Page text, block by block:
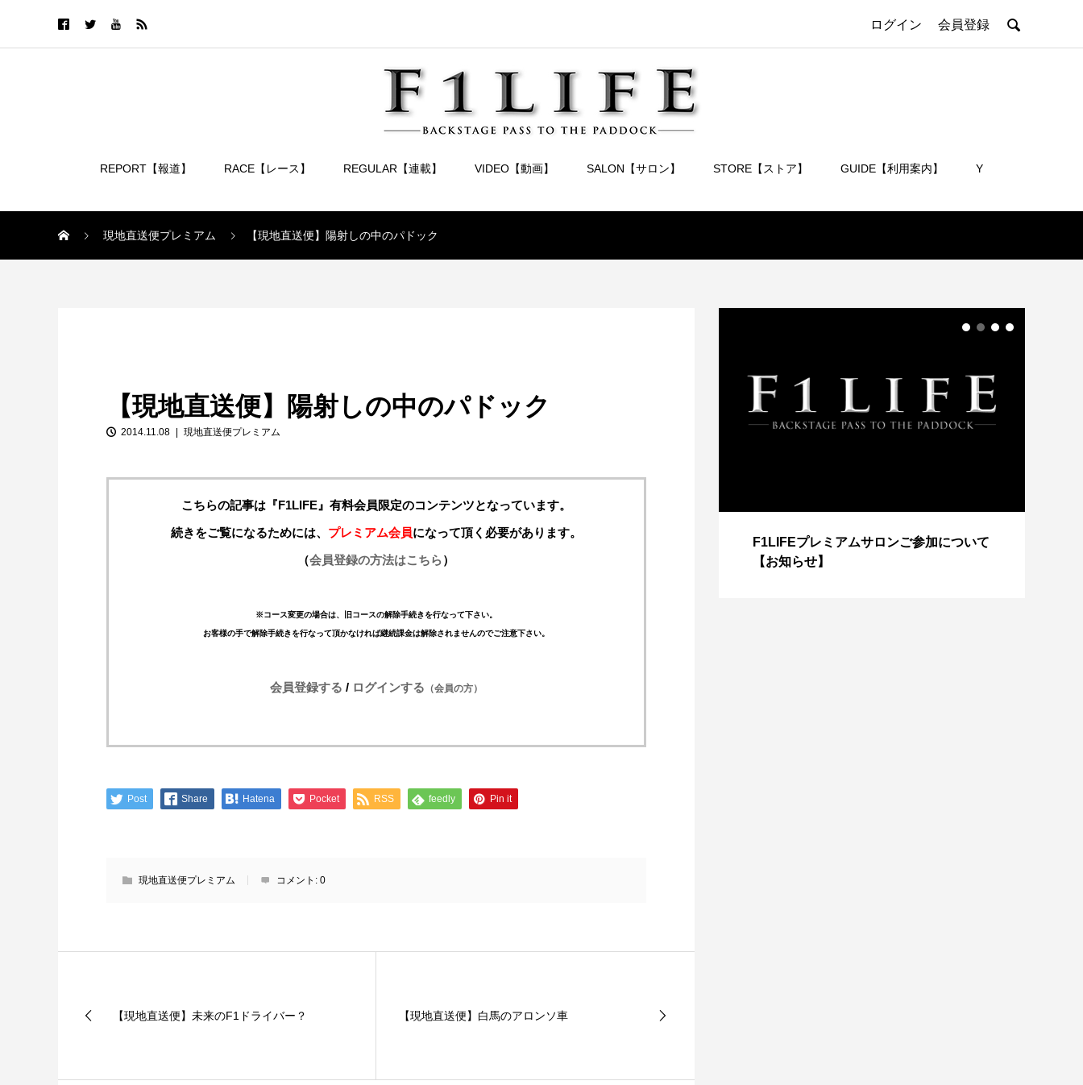
ログイン 会員登録 
REPORT【報道】 RACE【レース】 REGULAR【連載】 VIDEO【動画】 SALON【サロン】 STORE【ストア】 GUIDE【利用案内】 Y
現地直送便プレミアム 【現地直送便】陽射しの中のパドック
【現地直送便】陽射しの中のパドック
2014.11.08 現地直送便プレミアム
こちらの記事は『F1LIFE』有料会員限定のコンテンツとなっています。
続きをご覧になるためには、 プレミアム会員になって頂く必要があります。
（会員登録の方法はこちら）
※コース変更の場合は、旧コースの解除手続きを行なって下さい。
お客様の手で解除手続きを行なって頂かなければ継続課金は解除されませんのでご注意下さい。
会員登録する / ログインする （会員の方）
Post Share Hatena Pocket RSS feedly Pin it
現地直送便プレミアム コメント: 0
【現地直送便】未来のF1ドライバー？ 【現地直送便】白馬のアロンソ車
【特別企画】2026年ホンダの現在地
①「アストンマーティンとの交渉4...
【特別記事】レーシングブルズ、
F1LIFEプレミアムサロンご参加について
【お知らせ】